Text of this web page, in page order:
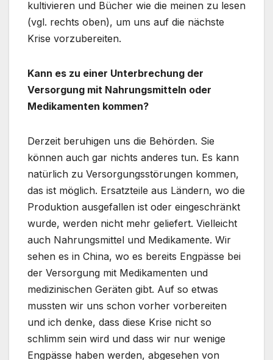
kultivieren und Bücher wie die meinen zu lesen
(vgl. rechts oben), um uns auf die nächste
Krise vorzubereiten.
Kann es zu einer Unterbrechung der
Versorgung mit Nahrungsmitteln oder
Medikamenten kommen?
Derzeit beruhigen uns die Behörden. Sie
können auch gar nichts anderes tun. Es kann
natürlich zu Versorgungsstörungen kommen,
das ist möglich. Ersatzteile aus Ländern, wo die
Produktion ausgefallen ist oder eingeschränkt
wurde, werden nicht mehr geliefert. Vielleicht
auch Nahrungsmittel und Medikamente. Wir
sehen es in China, wo es bereits Engpässe bei
der Versorgung mit Medikamenten und
medizinischen Geräten gibt. Auf so etwas
mussten wir uns schon vorher vorbereiten
und ich denke, dass diese Krise nicht so
schlimm sein wird und dass wir nur wenige
Engpässe haben werden, abgesehen von